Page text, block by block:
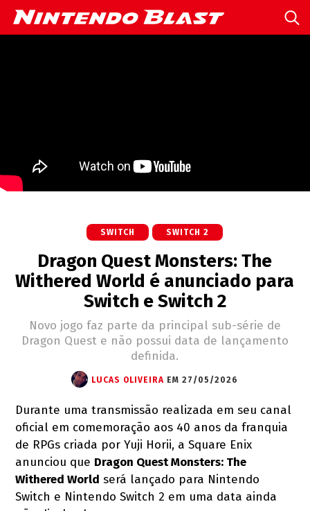
SWITCH SWITCH 2
Dragon Quest Monsters: The
Withered World é anunciado para
Switch e Switch 2
Novo jogo faz parte da principal sub-série de
Dragon Quest e não possui data de lançamento
definida.
LUCAS OLIVEIRA EM 27/05/2026
Durante uma transmissão realizada em seu canal
oficial em comemoração aos 40 anos da franquia
de RPGs criada por Yuji Horii, a Square Enix
anunciou que Dragon Quest Monsters: The
Withered World será lançado para Nintendo
Switch e Nintendo Switch 2 em uma data ainda